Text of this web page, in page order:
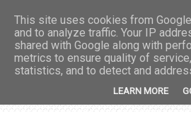
This site uses cookies from
and to analyze traffic. Your IP
shared with Google along with
metrics to ensure quality of
statistics, and to detect and
LEARN MORE